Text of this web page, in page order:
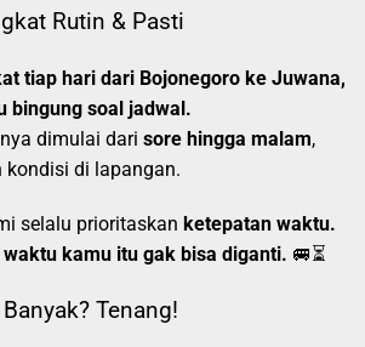
Rutin & Pasti
tiap hari dari Bojonegoro ke Juwana,
bingung soal jadwal.
dimulai dari sore hingga malam,
kondisi di lapangan.
selalu prioritaskan ketepatan waktu.
waktu kamu itu gak bisa diganti. 🚐⏳
Tenang!